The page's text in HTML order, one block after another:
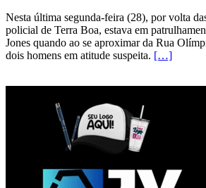
Nesta última segunda-feira (28), por volta
policial de Terra Boa, estava em
Jones quando ao se aproximar da Rua
dois homens em atitude suspeita. […]